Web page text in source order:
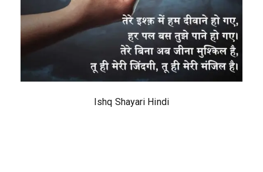
Ishq Shayari Hindi